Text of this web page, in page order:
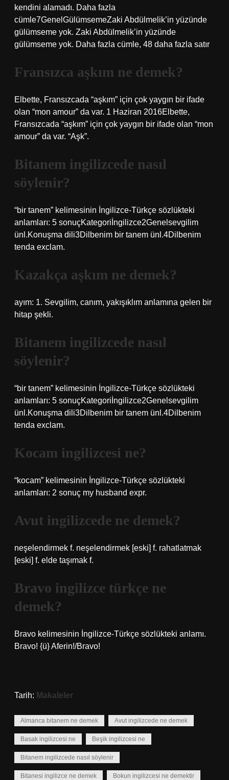
kendini alamadı. Daha fazla
cümle7GenelGülümsemeZaki Abdülmelik’in yüzünde
gülümseme yok. Zaki Abdülmelik’in yüzünde
gülümseme yok. Daha fazla cümle, 48 ​​daha fazla satır
Fransızca aşkım ne demek?
Elbette, Fransızcada “aşkım” için çok yaygın bir ifade
olan “mon amour” da var. 1 Haziran 2016Elbette,
Fransızcada “aşkım” için çok yaygın bir ifade olan “mon
amour” da var. “Aşk”.
Bitanem ingilizcede nasıl
söylenir?
“bir tanem” kelimesinin İngilizce-Türkçe sözlükteki
anlamları: 5 sonuçKategoriİngilizce2Genelsevgilim
ünl.Konuşma dili3Dilbenim bir tanem ünl.4Dilbenim
tenda exclam.
Kazakça aşkım ne demek?
ayım: 1. Sevgilim, canım, yakışıklım anlamına gelen bir
hitap şekli.
Bitanem ingilizcede nasıl
söylenir?
“bir tanem” kelimesinin İngilizce-Türkçe sözlükteki
anlamları: 5 sonuçKategoriİngilizce2Genelsevgilim
ünl.Konuşma dili3Dilbenim bir tanem ünl.4Dilbenim
tenda exclam.
Kocam ingilizcesi ne?
“kocam” kelimesinin İngilizce-Türkçe sözlükteki
anlamları: 2 sonuç my husband expr.
Avut ingilizcede ne demek?
neşelendirmek f. neşelendirmek [eski] f. rahatlatmak
[eski] f. elde taşımak f.
Bravo ingilizce türkçe ne
demek?
Bravo kelimesinin İngilizce-Türkçe sözlükteki anlamı.
Bravo! {ü} Aferin!/Bravo!
Tarih: Makaleler
Almanca bitanem ne demek Avut ingilizcede ne demek
Basak ingilizcesi ne Beşik ingilizcesi ne
Bitanem ingilizcede nasıl söylenir
Bitanesi ingilizce ne demek Bokun ingilizcesi ne demektir